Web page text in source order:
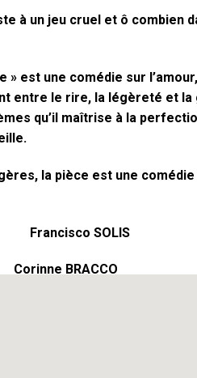
à un jeu cruel et ô combien
» est une comédie sur
entre le rire, la légèreté et la
qu’il maîtrise à la
la pièce est une
SOLIS
BRACCO